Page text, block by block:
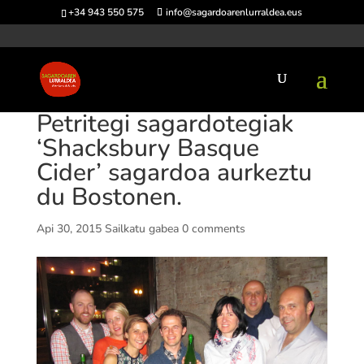
+34 943 550 575 info@sagardoarenlurraldea.eus
Petritegi sagardotegiak
‘Shacksbury Basque
Cider’ sagardoa aurkeztu
du Bostonen.
Api 30, 2015 Sailkatu gabea 0 comments